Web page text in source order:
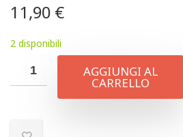
11,90 €
2 disponibili
AGGIUNGI AL
CARRELLO